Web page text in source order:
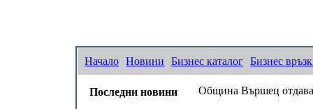
Начало Новини Бизнес каталог Бизнес
Последни новини
Община Вършец